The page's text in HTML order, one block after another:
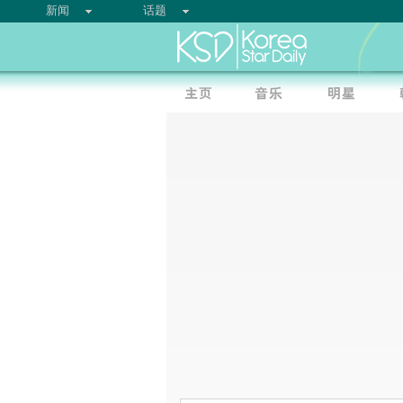
新闻 话题